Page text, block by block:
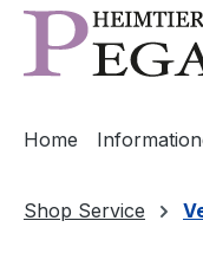
Hauptinhalt
Zur Suche springen
Zur
Home
Shop Service